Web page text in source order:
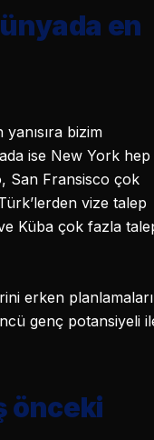
en
bizim
ise New York hep
San Fransisco çok
vize talep
Küba çok fazla
erken
genç potansiyeli
önceki